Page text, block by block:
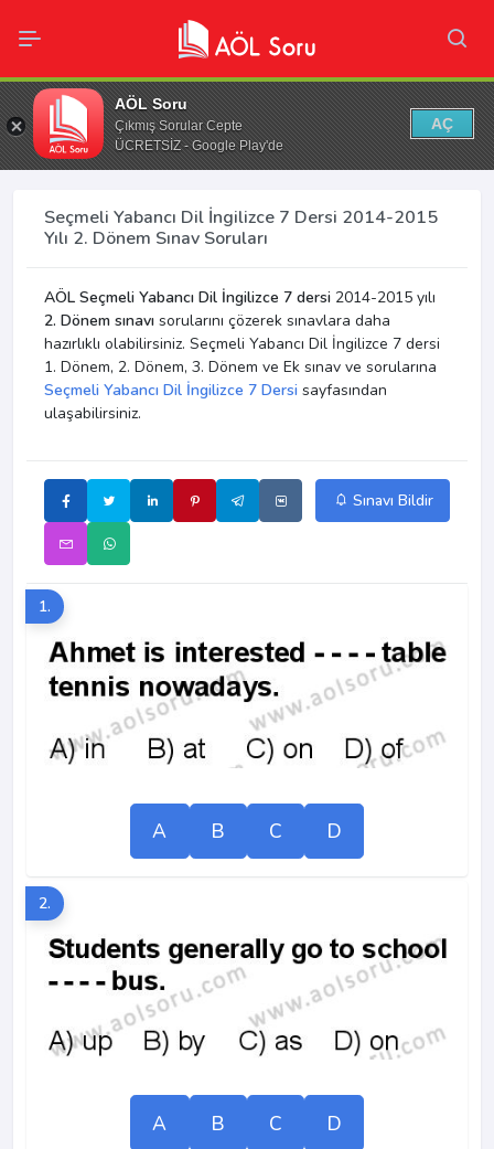
AÖL Soru
Çıkmış Sorular Cepte
ÜCRETSİZ - Google Play'de
AÇ
Seçmeli Yabancı Dil İngilizce 7 Dersi 2014-2015
Yılı 2. Dönem Sınav Soruları
AÖL Seçmeli Yabancı Dil İngilizce 7 dersi 2014-2015 yılı
2. Dönem sınavı sorularını çözerek sınavlara daha
hazırlıklı olabilirsiniz. Seçmeli Yabancı Dil İngilizce 7 dersi
1. Dönem, 2. Dönem, 3. Dönem ve Ek sınav ve sorularına
Seçmeli Yabancı Dil İngilizce 7 Dersi sayfasından
ulaşabilirsiniz.
Sınavı Bildir
1.
A B C D
2.
A B C D